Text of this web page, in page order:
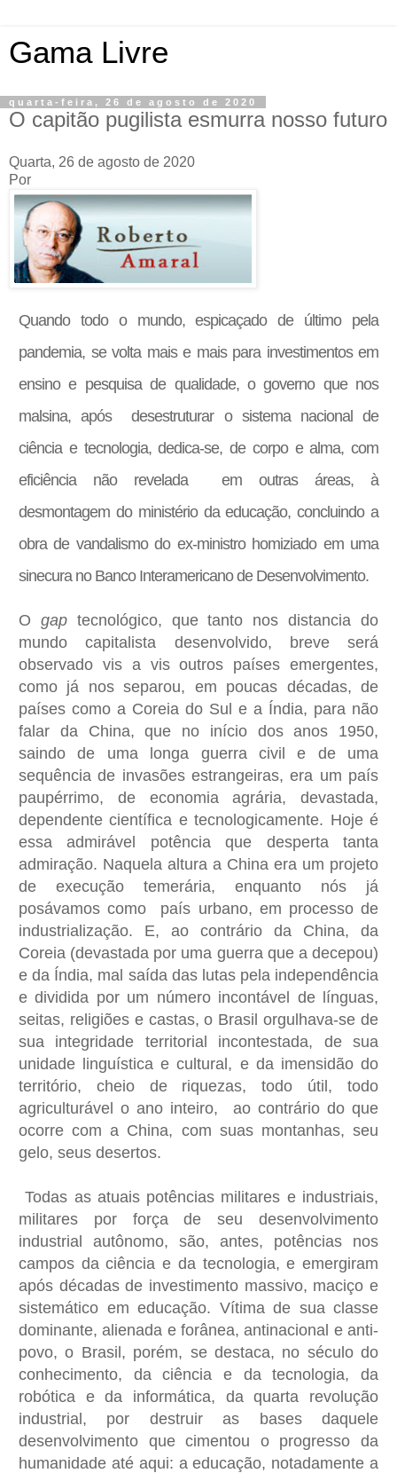
Gama Livre
quarta-feira, 26 de agosto de 2020
O capitão pugilista esmurra nosso futuro
Quarta, 26 de agosto de 2020
Por
Quando todo o mundo, espicaçado de último pela
pandemia, se volta mais e mais para investimentos em
ensino e pesquisa de qualidade, o governo que nos
malsina, após desestruturar o sistema nacional de
ciência e tecnologia, dedica-se, de corpo e alma, com
eficiência não revelada em outras áreas, à
desmontagem do ministério da educação, concluindo a
obra de vandalismo do ex-ministro homiziado em uma
sinecura no Banco Interamericano de Desenvolvimento.
O gap tecnológico, que tanto nos distancia do
mundo capitalista desenvolvido, breve será
observado vis a vis outros países emergentes,
como já nos separou, em poucas décadas, de
países como a Coreia do Sul e a Índia, para não
falar da China, que no início dos anos 1950,
saindo de uma longa guerra civil e de uma
sequência de invasões estrangeiras, era um país
paupérrimo, de economia agrária, devastada,
dependente científica e tecnologicamente. Hoje é
essa admirável potência que desperta tanta
admiração. Naquela altura a China era um projeto
de execução temerária, enquanto nós já
posávamos como país urbano, em processo de
industrialização. E, ao contrário da China, da
Coreia (devastada por uma guerra que a decepou)
e da Índia, mal saída das lutas pela independência
e dividida por um número incontável de línguas,
seitas, religiões e castas, o Brasil orgulhava-se de
sua integridade territorial incontestada, de sua
unidade linguística e cultural, e da imensidão do
território, cheio de riquezas, todo útil, todo
agriculturável o ano inteiro, ao contrário do que
ocorre com a China, com suas montanhas, seu
gelo, seus desertos.
Todas as atuais potências militares e industriais,
militares por força de seu desenvolvimento
industrial autônomo, são, antes, potências nos
campos da ciência e da tecnologia, e emergiram
após décadas de investimento massivo, maciço e
sistemático em educação. Vítima de sua classe
dominante, alienada e forânea, antinacional e anti-
povo, o Brasil, porém, se destaca, no século do
conhecimento, da ciência e da tecnologia, da
robótica e da informática, da quarta revolução
industrial, por destruir as bases daquele
desenvolvimento que cimentou o progresso da
humanidade até aqui: a educação, notadamente a